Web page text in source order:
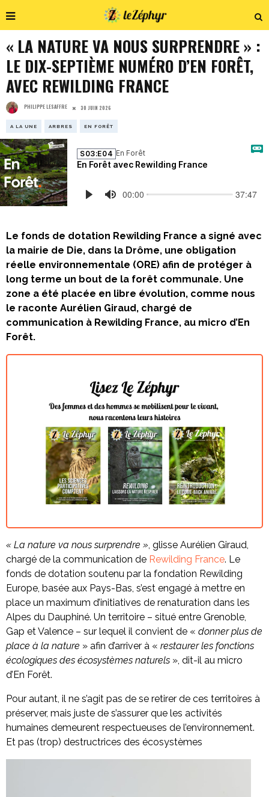
« LA NATURE VA NOUS SURPRENDRE » :
LE DIX-SEPTIÈME NUMÉRO D’EN FORÊT,
AVEC REWILDING FRANCE
PHILIPPE LESAFFRE 30 JUIN 2026
A LA UNE ARBRES EN FORÊT
Le fonds de dotation Rewilding France a signé avec
la mairie de Die, dans la Drôme, une obligation
réelle environnementale (ORE) afin de protéger à
long terme un bout de la forêt communale. Une
zone a été placée en libre évolution, comme nous
le raconte Aurélien Giraud, chargé de
communication à Rewilding France, au micro d’En
Forêt.
« La nature va nous surprendre » , glisse Aurélien Giraud,
chargé de la communication de Rewilding France. Le
fonds de dotation soutenu par la fondation Rewilding
Europe, basée aux Pays-Bas, s’est engagé à mettre en
place un maximum d’initiatives de renaturation dans les
Alpes du Dauphiné. Un territoire – situé entre Grenoble,
Gap et Valence – sur lequel il convient de « donner plus de
place à la nature » afin d’arriver à « restaurer les fonctions
écologiques des écosystèmes naturels », dit-il au micro
d’En Forêt.
Pour autant, il ne s’agit pas de se retirer de ces territoires à
préserver, mais juste de s’assurer que les activités
humaines demeurent respectueuses de l’environnement.
Et pas (trop) destructrices des écosystèmes